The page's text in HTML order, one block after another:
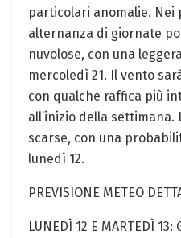
particolari anomalie. Nei
alternanza di giornate
nuvolose, con una
mercoledì 21. Il vento
con qualche raffica più
all’inizio della
scarse, con una
lunedì 12.
PREVISIONE METEO
LUNEDÌ 12 E MARTEDÌ 13: